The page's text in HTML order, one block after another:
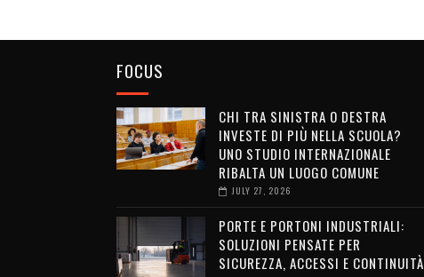
FOCUS
CHI TRA SINISTRA O DESTRA
INVESTE DI PIÙ NELLA SCUOLA?
UNO STUDIO INTERNAZIONALE
RIBALTA UN LUOGO COMUNE
JULY 27, 2026
PORTE E PORTONI INDUSTRIALI:
SOLUZIONI PENSATE PER
SICUREZZA, ACCESSI E CONTINUITÀ